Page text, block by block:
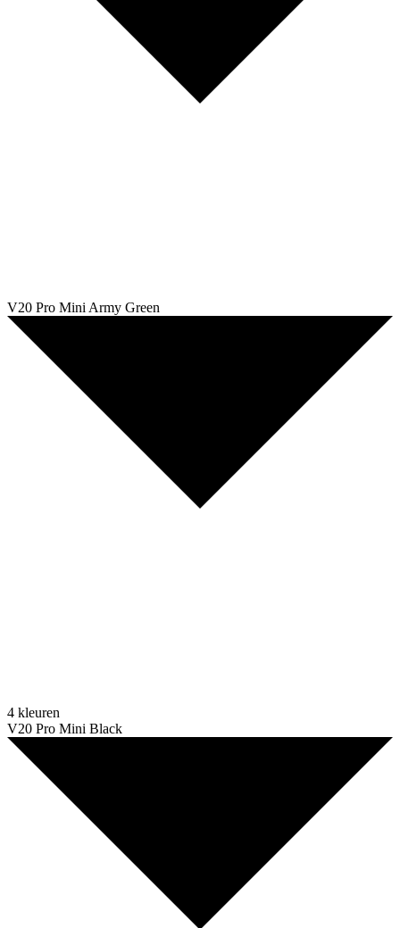
V20 Pro Mini Army Green
4 kleuren
V20 Pro Mini Black